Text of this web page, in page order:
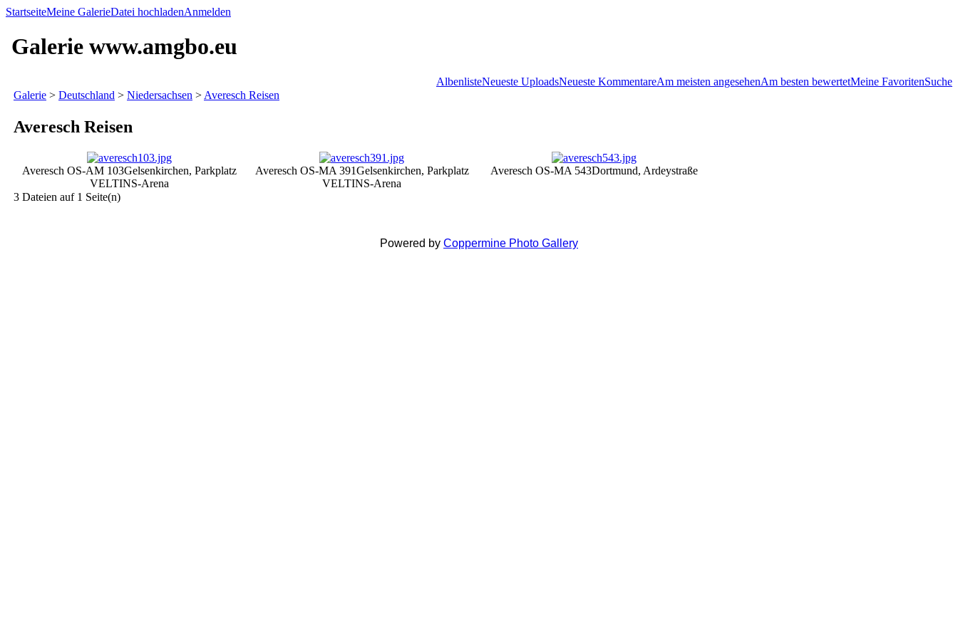
StartseiteMeine GalerieDatei hochladenAnmelden
Galerie www.amgbo.eu
AlbenlisteNeueste UploadsNeueste KommentareAm meisten angesehenAm besten bewertetMeine FavoritenSuche
Galerie > Deutschland > Niedersachsen > Averesch Reisen
Averesch Reisen
Averesch OS-AM 103Gelsenkirchen, Parkplatz
VELTINS-Arena
Averesch OS-MA 391Gelsenkirchen, Parkplatz
VELTINS-Arena
Averesch OS-MA 543Dortmund, Ardeystraße
3 Dateien auf 1 Seite(n)
Powered by Coppermine Photo Gallery